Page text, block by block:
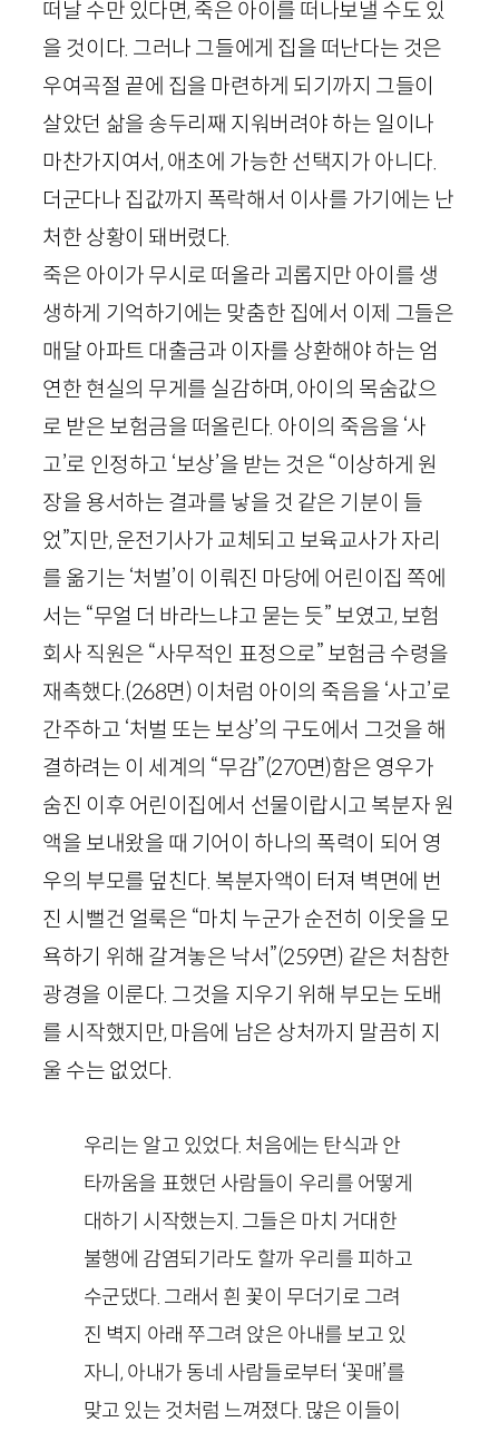
떠날 수만 있다면, 죽은 아이를 떠나보낼 수도 있
을 것이다. 그러나 그들에게 집을 떠난다는 것은
우여곡절 끝에 집을 마련하게 되기까지 그들이
살았던 삶을 송두리째 지워버려야 하는 일이나
마찬가지여서, 애초에 가능한 선택지가 아니다.
더군다나 집값까지 폭락해서 이사를 가기에는 난
처한 상황이 돼버렸다.
죽은 아이가 무시로 떠올라 괴롭지만 아이를 생
생하게 기억하기에는 맞춤한 집에서 이제 그들은
매달 아파트 대출금과 이자를 상환해야 하는 엄
연한 현실의 무게를 실감하며, 아이의 목숨값으
로 받은 보험금을 떠올린다. 아이의 죽음을 ‘사
고’로 인정하고 ‘보상’을 받는 것은 “이상하게 원
장을 용서하는 결과를 낳을 것 같은 기분이 들
었”지만, 운전기사가 교체되고 보육교사가 자리
를 옮기는 ‘처벌’이 이뤄진 마당에 어린이집 쪽에
서는 “무얼 더 바라느냐고 묻는 듯” 보였고, 보험
회사 직원은 “사무적인 표정으로” 보험금 수령을
재촉했다.(268면) 이처럼 아이의 죽음을 ‘사고’로
간주하고 ‘처벌 또는 보상’의 구도에서 그것을 해
결하려는 이 세계의 “무감”(270면)함은 영우가
숨진 이후 어린이집에서 선물이랍시고 복분자 원
액을 보내왔을 때 기어이 하나의 폭력이 되어 영
우의 부모를 덮친다. 복분자액이 터져 벽면에 번
진 시뻘건 얼룩은 “마치 누군가 순전히 이웃을 모
욕하기 위해 갈겨놓은 낙서”(259면) 같은 처참한
광경을 이룬다. 그것을 지우기 위해 부모는 도배
를 시작했지만, 마음에 남은 상처까지 말끔히 지
울 수는 없었다.
우리는 알고 있었다. 처음에는 탄식과 안
타까움을 표했던 사람들이 우리를 어떻게
대하기 시작했는지. 그들은 마치 거대한
불행에 감염되기라도 할까 우리를 피하고
수군댔다. 그래서 흰 꽃이 무더기로 그려
진 벽지 아래 쭈그려 앉은 아내를 보고 있
자니, 아내가 동네 사람들로부터 ‘꽃매’를
맞고 있는 것처럼 느껴졌다. 많은 이들이